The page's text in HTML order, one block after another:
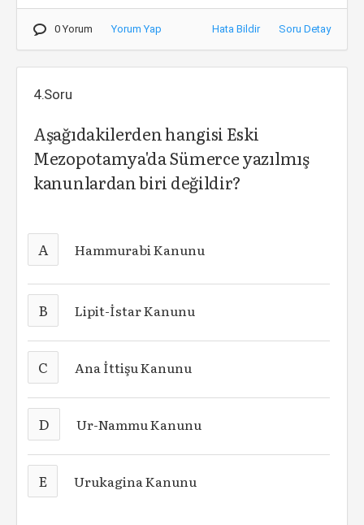
0 Yorum Yorum Yap Hata Bildir Soru Detay
4.Soru
Aşağıdakilerden hangisi Eski
Mezopotamya'da Sümerce yazılmış
kanunlardan biri değildir?
A Hammurabi Kanunu
B Lipit-İstar Kanunu
C Ana İttişu Kanunu
D Ur-Nammu Kanunu
E Urukagina Kanunu